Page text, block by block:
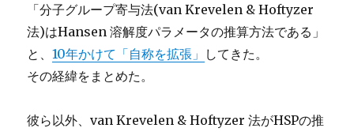
「分子グループ寄与法(van Krevelen & Hoftyzer
法)はHansen 溶解度パラメータの推算方法である」
と、10年かけて「自称を拡張」 してきた。
その経緯をまとめた。
彼ら以外、van Krevelen & Hoftyzer 法がHSPの推